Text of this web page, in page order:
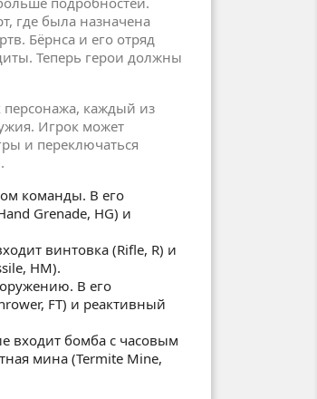
где была назначена
Бёрнса и его отряд
Теперь герои должны
персонажа, каждый из
Игрок может
и переключаться
команды. В его
Grenade, HG) и
винтовка (Rifle, R) и
HM).
В его
FT) и реактивный
входит бомба с часовым
мина (Termite Mine,